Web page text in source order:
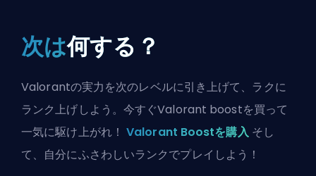
次は何する？
Valorantの実力を次のレベルに引き上げて、ラクに
ランク上げしよう。今すぐValorant boostを買って
一気に駆け上がれ！ Valorant Boostを購入そし
て、自分にふさわしいランクでプレイしよう！